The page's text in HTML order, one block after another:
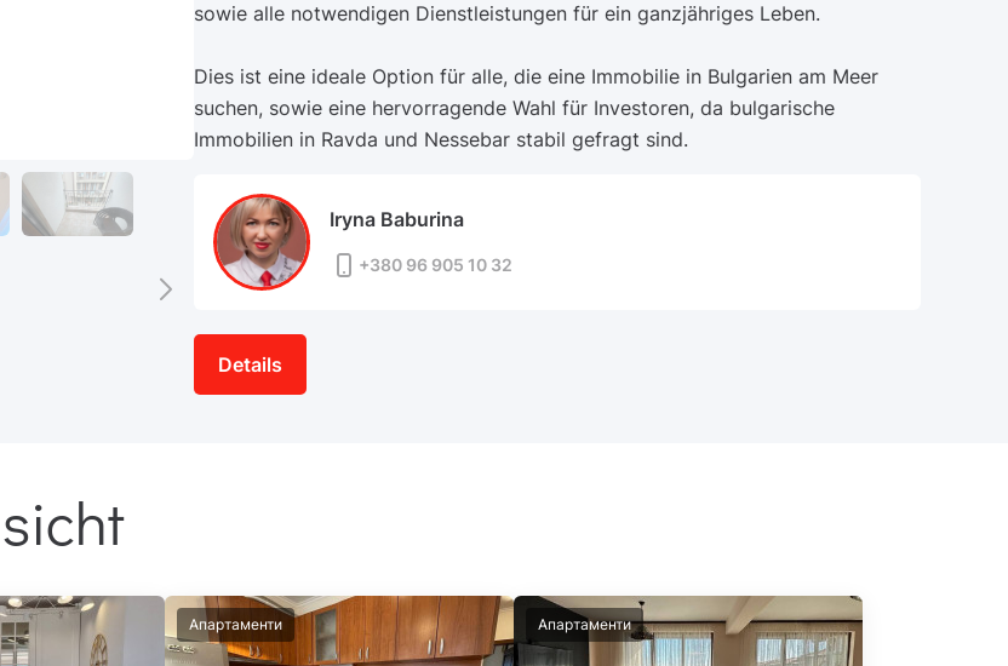
sowie alle notwendigen Dienstleistungen für ein ganzjähriges Leben.
Dies ist eine ideale Option für alle, die eine Immobilie in Bulgarien am Meer
suchen, sowie eine hervorragende Wahl für Investoren, da bulgarische
Immobilien in Ravda und Nessebar stabil gefragt sind.
Iryna Baburina
+380 96 905 10 32
Details
Апартаменти Апартаменти